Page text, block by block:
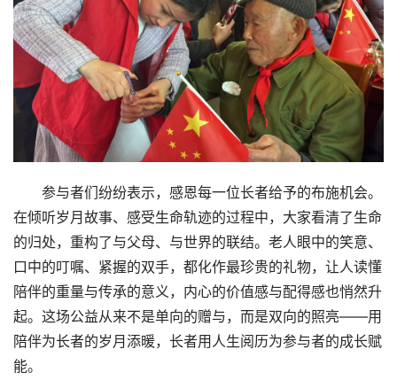
参与者们纷纷表示，感恩每一位长者给予的布施机会。
在倾听岁月故事、感受生命轨迹的过程中，大家看清了生命
的归处，重构了与父母、与世界的联结。老人眼中的笑意、
口中的叮嘱、紧握的双手，都化作最珍贵的礼物，让人读懂
陪伴的重量与传承的意义，内心的价值感与配得感也悄然升
起。这场公益从来不是单向的赠与，而是双向的照亮——用
陪伴为长者的岁月添暖，长者用人生阅历为参与者的成长赋
能。